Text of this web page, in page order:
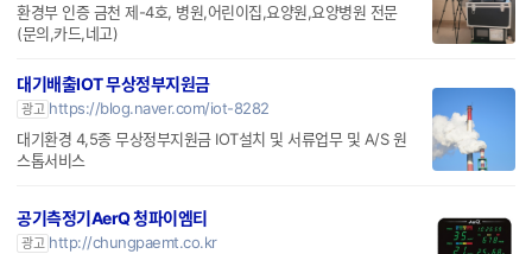
환경부 인증 금천 제-4호, 병원,어린이집,요양원,요양병원 전문
(문의,카드,네고)
대기배출IOT 무상정부지원금
광고 https://blog.naver.com/iot-8282
대기환경 4,5종 무상정부지원금 IOT설치 및 서류업무 및 A/S 원
스톱서비스
공기측정기AerQ 청파이엠티
광고 http://chungpaemt.co.kr